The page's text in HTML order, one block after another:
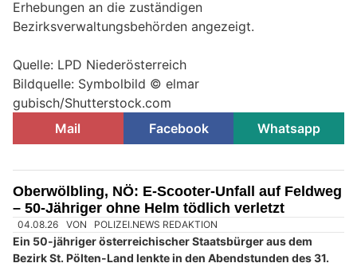
Erhebungen an die zuständigen
Bezirksverwaltungsbehörden angezeigt.
Quelle: LPD Niederösterreich
Bildquelle: Symbolbild © elmar
gubisch/Shutterstock.com
Mail
Facebook Whatsapp
Oberwölbling, NÖ: E-Scooter-Unfall auf Feldweg
– 50-Jähriger ohne Helm tödlich verletzt
04.08.26 VON POLIZEI.NEWS REDAKTION
Ein 50-jähriger österreichischer Staatsbürger aus dem
Bezirk St. Pölten-Land lenkte in den Abendstunden des 31.